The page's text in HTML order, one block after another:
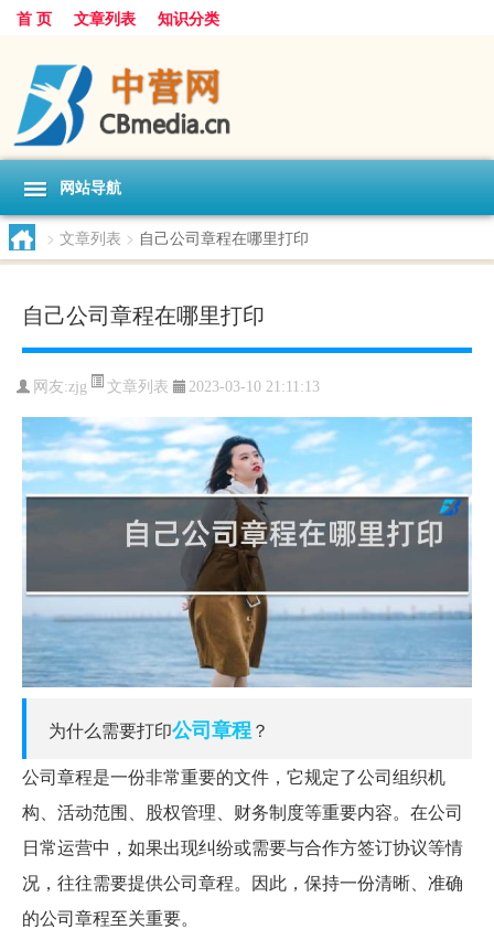
首 页 文章列表 知识分类
网站导航
> 文章列表 > 自己公司章程在哪里打印
自己公司章程在哪里打印
网友:zjg 文章列表 2023-03-10 21:11:13
为什么需要打印公司章程？
公司章程是一份非常重要的文件，它规定了公司组织机
构、活动范围、股权管理、财务制度等重要内容。在公司
日常运营中，如果出现纠纷或需要与合作方签订协议等情
况，往往需要提供公司章程。因此，保持一份清晰、准确
的公司章程至关重要。